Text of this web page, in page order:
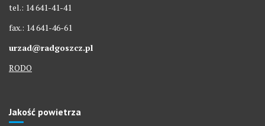
tel.: 14 641-41-41
fax.: 14 641-46-61
urzad@radgoszcz.pl
RODO
Jakość powietrza